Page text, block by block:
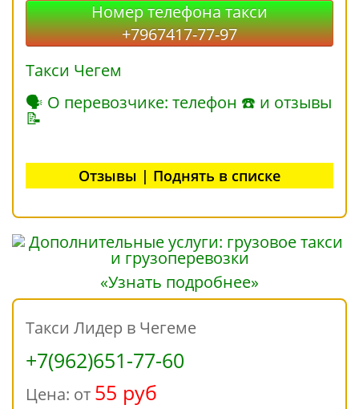
Номер телефона такси
+7967417-77-97
Такси Чегем
🗣 О перевозчике: телефон ☎ и отзывы
📝
Отзывы | Поднять в списке
«Узнать подробнее»
Такси Лидер в Чегеме
+7(962)651-77-60
Цена: от 55 руб